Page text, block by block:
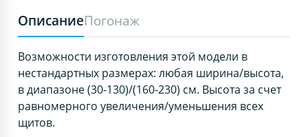
ОписаниеПогонаж
Возможности изготовления этой модели в
нестандартных размерах: любая ширина/высота,
в диапазоне (30-130)/(160-230) см. Высота за счет
равномерного увеличения/уменьшения всех
щитов.